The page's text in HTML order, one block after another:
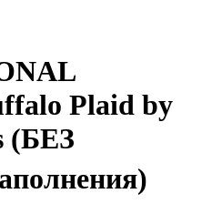
Plaid by
(БЕЗ